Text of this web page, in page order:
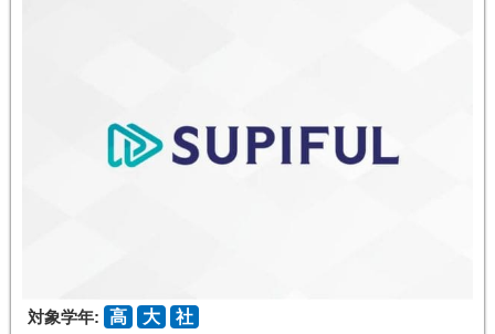
対象学年: 高 大
社